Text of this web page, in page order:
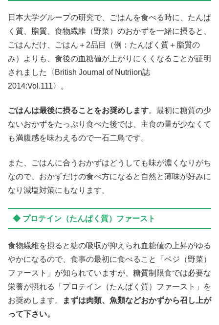
日本大学グループの研究で、ごはんを食べる時に、たんぱ
く質、脂質、食物繊維（野菜）のおかずを一緒に摂ると、
ごはんだけ、ごはん＋2品目（例：たんぱく質＋脂質の
み）よりも、食後の血糖値が上がりにくくなることが証明
されました〈British Journal of Nutriion誌
2014:Vol.111〉。
ごはんは最後に摂ることをお奨めします。最初に糖質の少
ないおかずをたっぷり食べた後では、主食の量が少なくて
も満腹感を味わえるので一石二鳥です。
また、ごはんに合うおかずはどうしても味が濃くなりがち
なので、おかずだけの食べ方になると自然と薄味が好みに
なり減塩対策にもなります。
◆ プロテイン（たんぱく質）ファースト
食物繊維を摂ると糖の吸収が抑えられ血糖値の上昇がゆる
やかになるので、食事の最初に食べること「ベジ（野菜）
ファースト」が知られていますが、糖質制限食では必要な
栄養が摂れる「プロテイン（たんぱく質）ファースト」を
お奨めします。
まずは肉類、魚類などおかずから召し上が
って下さい。